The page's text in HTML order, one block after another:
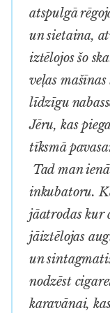
atspulgā
un sietaina,
iztēlojos šo
veļas
līdzīgu
Jēru, kas
tīksmā
Tad man
inkubatoru.
jāatrodas kur
jāiztēlojas
un
nodzēst
karavānai,